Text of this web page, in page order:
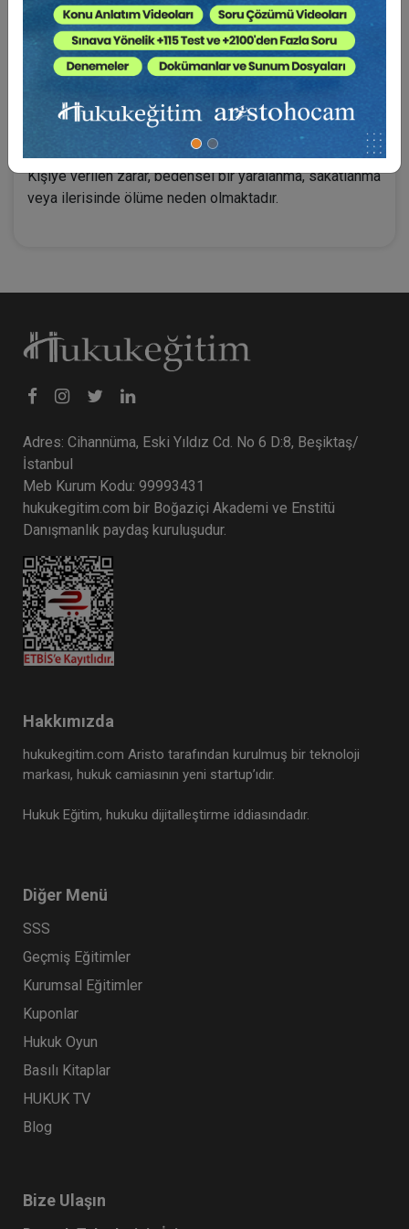
“Belirli bir zarar veya yaralanmaya yol açan önceden
planlanmamış beklenmedik bir olay” olarak
tanımlamaktadır.
beklenmedik bir olay olması ve sonucunda kişilere veya
mal/eşyaya zarar verilmesine neden olmasıdır.
Kişiye verilen zarar, bedensel bir yaralanma, sakatlanma
veya ilerisinde ölüme neden olmaktadır.
Adres: Cihannüma, Eski Yıldız Cd. No 6 D:8, Beşiktaş/
İstanbul
Meb Kurum Kodu: 99993431
hukukegitim.com bir Boğaziçi Akademi ve Enstitü
Danışmanlık paydaş kuruluşudur.
Hakkımızda
hukukegitim.com Aristo tarafından kurulmuş bir teknoloji
markası, hukuk camiasının yeni startup’ıdır.
Hukuk Eğitim, hukuku dijitalleştirme iddiasındadır.
Diğer Menü
SSS
Geçmiş Eğitimler
Kurumsal Eğitimler
Kuponlar
Hukuk Oyun
Basılı Kitaplar
HUKUK TV
Blog
Bize Ulaşın